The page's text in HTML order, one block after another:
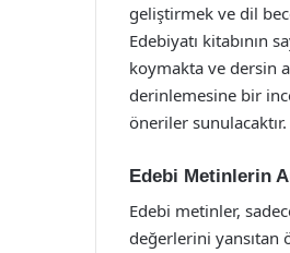
geliştirmek ve dil
Edebiyatı kitabının
koymakta ve dersin
derinlemesine bir
öneriler sunulacaktır.
Edebi Metinlerin
Edebi metinler,
değerlerini yansıtan